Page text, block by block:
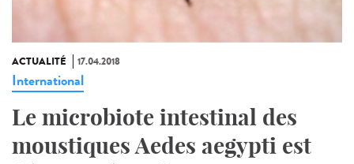
ACTUALITÉ 17.04.2018
International
Le microbiote intestinal des
moustiques Aedes aegypti est